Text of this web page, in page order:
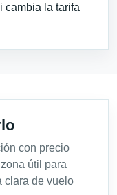
cambia la tarifa
con precio
útil para
clara de vuelo